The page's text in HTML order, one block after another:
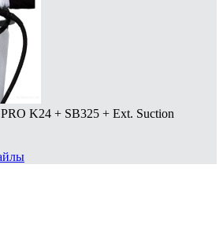
K24 + SB325 + Ext. Suction